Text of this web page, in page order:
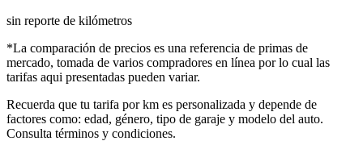
sin reporte de kilómetros
*La comparación de precios es una referencia de primas de
mercado, tomada de varios compradores en línea por lo cual las
tarifas aqui presentadas pueden variar.
Recuerda que tu tarifa por km es personalizada y depende de
factores como: edad, género, tipo de garaje y modelo del auto.
Consulta términos y condiciones.